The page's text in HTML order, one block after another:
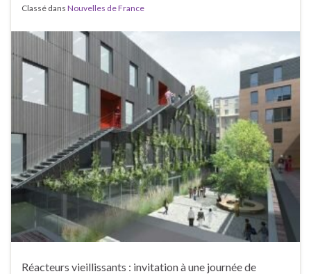
Classé dans Nouvelles de France
Réacteurs vieillissants : invitation à une journée de